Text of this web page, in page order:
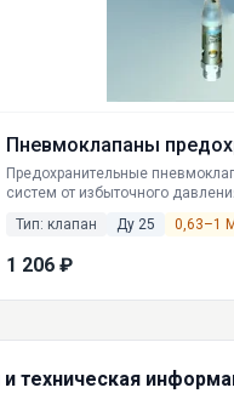
Пневмоклапаны
Предохранительные
систем от избыточного
ГИДРАВЛИКА.
Тип: клапан Ду 25 0,63–1
1 206 ₽
техническая